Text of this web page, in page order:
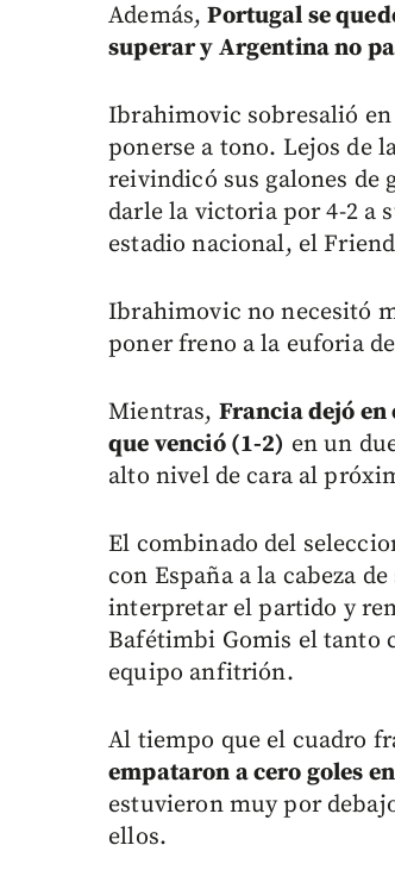
Además,Portugal se
superar y Argentina no
Ibrahimovic sobresalió
ponerse a tono. Lejos de
reivindicó sus galones
darle la victoria por 4-2 a
estadio nacional, el
Ibrahimovic no necesitó
poner freno a la euforia
Mientras, Francia dejó
que venció (1-2) en un
alto nivel de cara al
El combinado del
con España a la cabeza
interpretar el partido y
Bafétimbi Gomis el tanto
equipo anfitrión.
Al tiempo que el cuadro
empataron a cero goles
estuvieron muy por
ellos.